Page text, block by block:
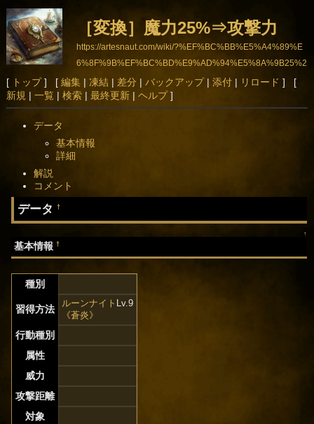
［変換］魔力25%⇒攻撃力
https://artesnaut.com/wiki/?%EF%BC%BB%E5%A4%89%E
6%8F%9B%EF%BC%BD%E9%AD%94%E5%8A%9B25%2
5%E2%87%92%E6%94%BB%E6%92%83%E5%8A%9B
[ トップ] [ 編集| 凍結| 差分 | バックアップ| 添付| リロード ] [
新規 | 一覧 | 検索| 最終更新| ヘルプ]
データ
基本情報
詳細
解説
コメント
データ†
↑
基本情報†
種別
習得方法
ルーンナイト Lv.9
《蒼炎》
行動種別
属性
威力
攻撃距離
対象